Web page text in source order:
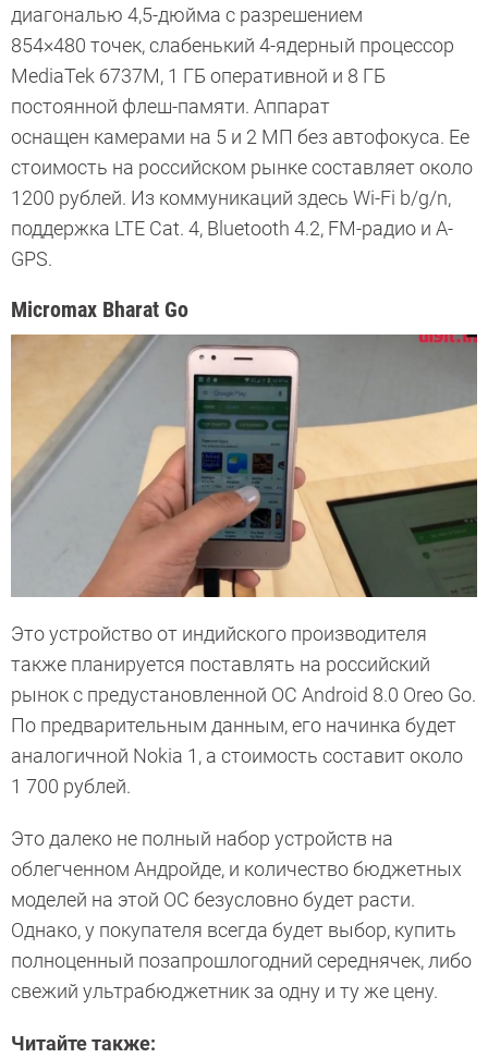
диагональю 4,5-дюйма с разрешением
854×480 точек, слабенький 4-ядерный процессор
MediaTek 6737M, 1 ГБ оперативной и 8 ГБ
постоянной флеш-памяти. Аппарат
оснащен камерами на 5 и 2 МП без автофокуса. Ее
стоимость на российском рынке составляет около
1200 рублей. Из коммуникаций здесь Wi-Fi b/g/n,
поддержка LTE Cat. 4, Bluetooth 4.2, FM-радио и A-
GPS.
Micromax Bharat Go
Это устройство от индийского производителя
также планируется поставлять на российский
рынок с предустановленной ОС Android 8.0 Oreo Go.
По предварительным данным, его начинка будет
аналогичной Nokia 1, а стоимость составит около
1 700 рублей.
Это далеко не полный набор устройств на
облегченном Андройде, и количество бюджетных
моделей на этой ОС безусловно будет расти.
Однако, у покупателя всегда будет выбор, купить
полноценный позапрошлогодний середнячек, либо
свежий ультрабюджетник за одну и ту же цену.
Читайте также: